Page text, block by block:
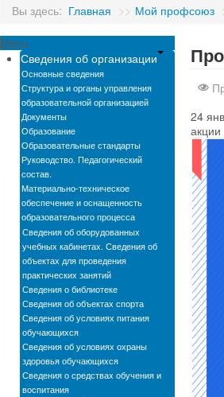
Вы здесь: Главная >> Мой профсоюз
Menu
Сведения об организации
Основные сведения
Структура и органы управления
образовательной организацией
Документы
Образование
Образовательные стандарты
Руководство. Педагогический
состав.
Материально-техническое
обеспечение и оснащенность
образовательного процесса
Сведения об оборудованных
учебных кабинетах. Сведения об
объектах для проведения
практических занятий
Сведения о библиотеке
Сведения об объектах спорта
Сведения об условиях питания
обучающихся
Сведения об условиях охраны
здоровья обучающихся
Сведения о средствах обучения и
воспитания
24